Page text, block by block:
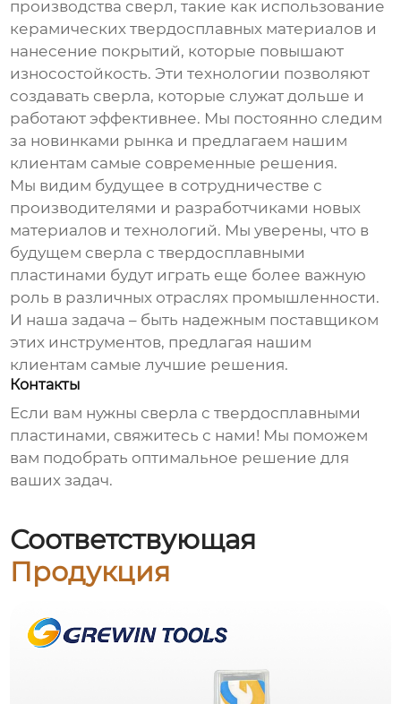
производства сверл, такие как использование
керамических твердосплавных материалов и
нанесение покрытий, которые повышают
износостойкость. Эти технологии позволяют
создавать сверла, которые служат дольше и
работают эффективнее. Мы постоянно следим
за новинками рынка и предлагаем нашим
клиентам самые современные решения.
Мы видим будущее в сотрудничестве с
производителями и разработчиками новых
материалов и технологий. Мы уверены, что в
будущем сверла с твердосплавными
пластинами будут играть еще более важную
роль в различных отраслях промышленности.
И наша задача – быть надежным поставщиком
этих инструментов, предлагая нашим
клиентам самые лучшие решения.
Контакты
Если вам нужны сверла с твердосплавными
пластинами, свяжитесь с нами! Мы поможем
вам подобрать оптимальное решение для
ваших задач.
Соответствующая
Продукция